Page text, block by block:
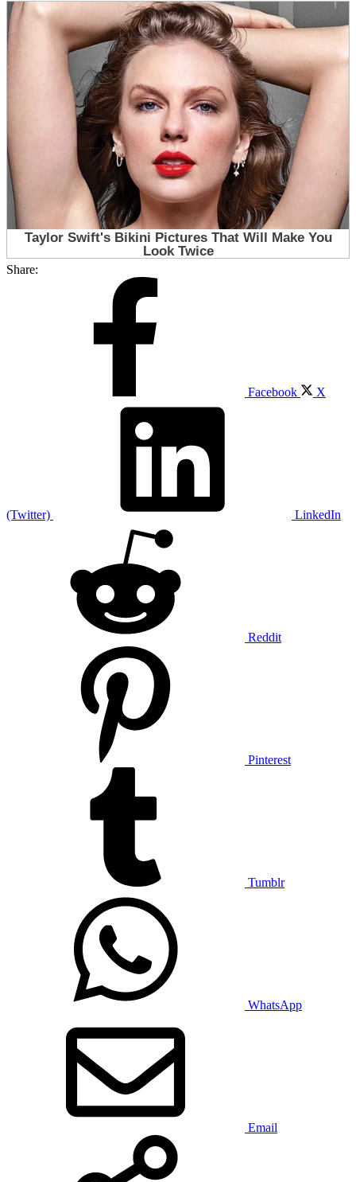
Share:
Facebook X
(Twitter) LinkedIn
Reddit
Pinterest
Tumblr
WhatsApp
Email